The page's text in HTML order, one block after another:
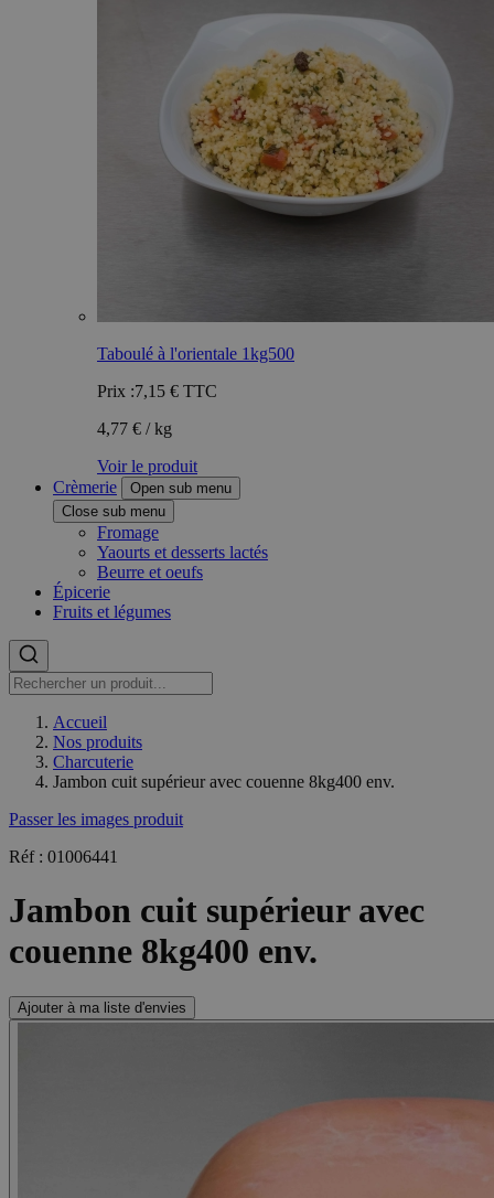
Taboulé à l'orientale 1kg500
Prix :7,15 € TTC
4,77 € / kg
Voir le produit
Crèmerie
Open sub menu
Close sub menu
Fromage
Yaourts et desserts lactés
Beurre et oeufs
Épicerie
Fruits et légumes
Accueil
Nos produits
Charcuterie
Jambon cuit supérieur avec couenne 8kg400 env.
Passer les images produit
Réf : 01006441
Jambon cuit supérieur avec
couenne 8kg400 env.
Ajouter à ma liste d'envies